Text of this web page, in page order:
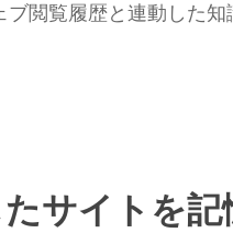
閲覧履歴と連動した
サイトを記